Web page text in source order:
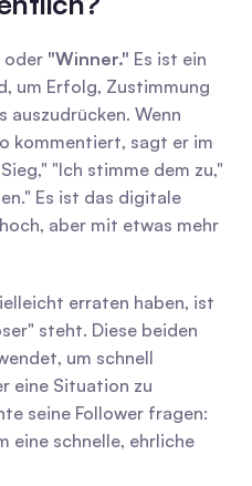
oder "Winner." Es ist ein
um Erfolg, Zustimmung
auszudrücken. Wenn
kommentiert, sagt er im
"Ich stimme dem zu,"
Es ist das digitale
aber mit etwas mehr
erraten haben, ist
steht. Diese beiden
um schnell
eine Situation zu
seine Follower fragen:
eine schnelle, ehrliche